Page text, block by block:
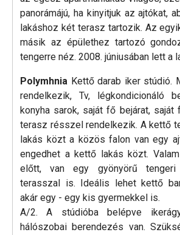
panorámájú, ha kinyitjuk az ajtókat,
lakáshoz két terasz tartozik. Az
másik az épülethez tartozó
tengerre néz. 2008. júniusában lett a
Polymhnia Kettő darab iker stúdió.
rendelkezik, Tv, légkondicionáló
konyha sarok, saját fő bejárat, saját
terasz résszel rendelkezik. A kettő
lakás közt a közös falon van egy
engedhet a kettő lakás közt.
előtt, van egy gyönyörű
terasszal is. Ideális lehet kettő
akár egy - egy kis gyermekkel is.
A/2. A stúdióba belépve
hálószobai berendezés van.